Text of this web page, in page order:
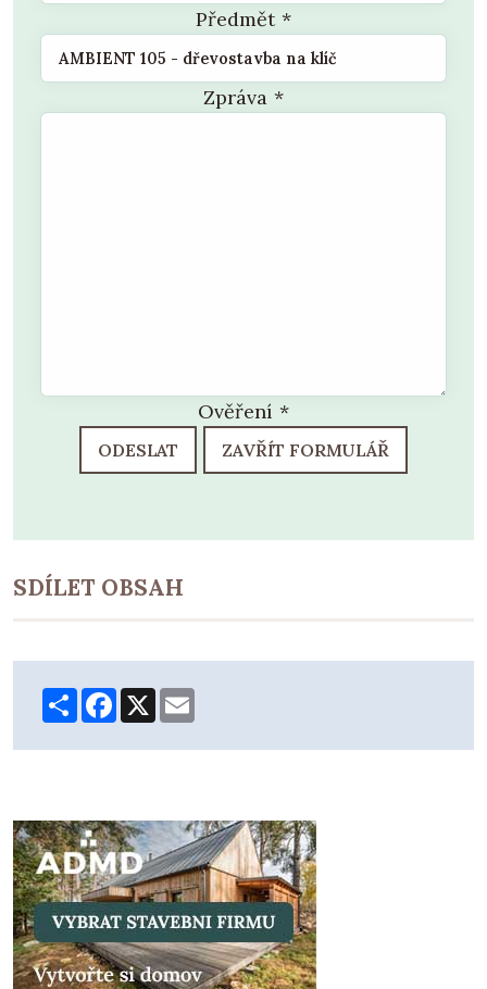
Předmět*
Zpráva *
Ověření *
ODESLAT ZAVŘÍT FORMULÁŘ
SDÍLET OBSAH
ShareFacebook
X